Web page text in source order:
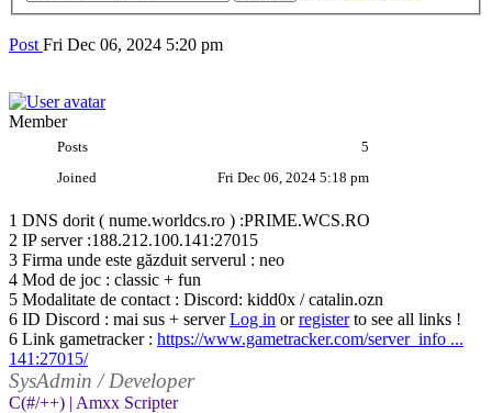
Post Fri Dec 06, 2024 5:20 pm
Member
Posts
5
Joined
Fri Dec 06, 2024 5:18 pm
1 DNS dorit ( nume.worldcs.ro ) :PRIME.WCS.RO
2 IP server :188.212.100.141:27015
3 Firma unde este găzduit serverul : neo
4 Mod de joc : classic + fun
5 Modalitate de contact : Discord: kidd0x / catalin.ozn
6 ID Discord : mai sus + serverLog in orregisterto see all links !
6 Link gametracker : https://www.gametracker.com/server_info ...
141:27015/
SysAdmin / Developer
C(#/++) | Amxx Scripter